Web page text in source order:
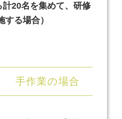
計20名を集めて、研修
する場合）
手作業の場合